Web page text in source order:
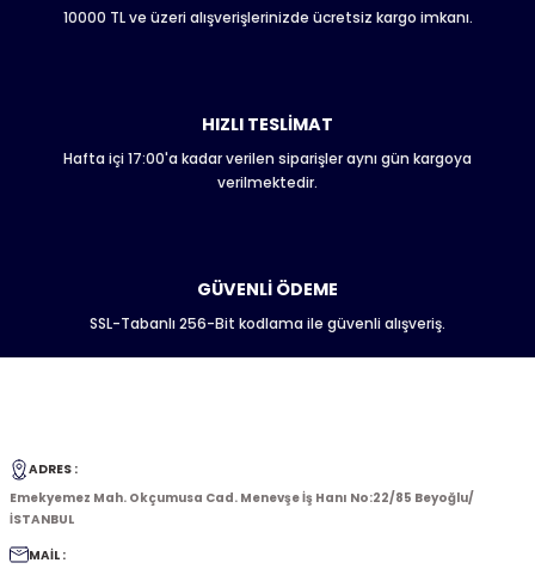
Bu ürüne benzer farklı alternatifler olmalı.
Gönder
10000 TL ve üzeri alışverişlerinizde ücretsiz kargo imkanı.
HIZLI TESLİMAT
Hafta içi 17:00'a kadar verilen siparişler aynı gün kargoya
verilmektedir.
GÜVENLİ ÖDEME
SSL-Tabanlı 256-Bit kodlama ile güvenli alışveriş.
ADRES :
Emekyemez Mah. Okçumusa Cad. Menevşe İş Hanı No:22/85 Beyoğlu/
İSTANBUL
MAİL :